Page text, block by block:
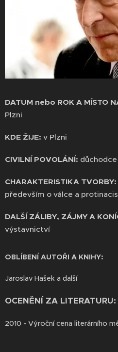
DATUM nebo ROK A MÍSTO
Plzni
KDE ŽIJE: v Plzni
CIVILNÍ POVOLÁNÍ:
CHARAKTERISTIKA TVORBY:
především o válce a
DALŠÍ ZÁLIBY, ZÁJMY A
výstavnictví
OBLÍBENÍ AUTOŘI A KNIHY:
Jaroslav Hašek a další
OCENĚNÍ ZA LITERATURU:
2010 - Výroční cena literárního